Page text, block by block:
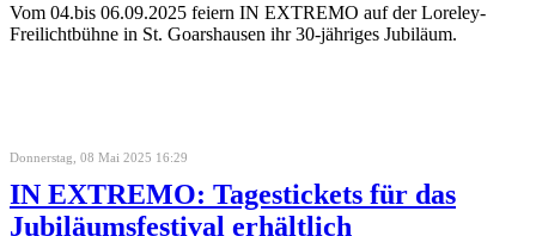
Vom 04.bis 06.09.2025 feiern IN EXTREMO auf der Loreley-
Freilichtbühne in St. Goarshausen ihr 30-jähriges Jubiläum.
Donnerstag, 08 Mai 2025 16:29
IN EXTREMO: Tagestickets für das
Jubiläumsfestival erhältlich